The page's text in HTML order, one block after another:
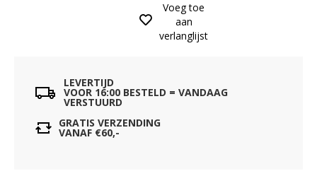
Voeg toe
aan
verlanglijst
LEVERTIJD
VOOR 16:00 BESTELD = VANDAAG
VERSTUURD
GRATIS VERZENDING
VANAF €60,-